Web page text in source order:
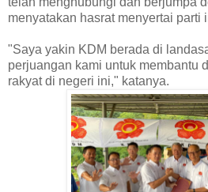
menyatakan hasrat menyertai parti
"Saya yakin KDM berada di
perjuangan kami untuk membantu
rakyat di negeri ini," katanya.